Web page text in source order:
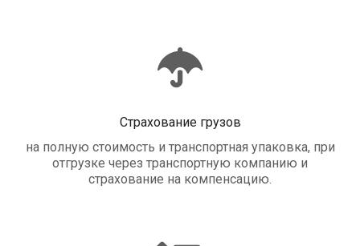
Страхование грузов
на полную стоимость и транспортная упаковка, при
отгрузке через транспортную компанию и
страхование на компенсацию.